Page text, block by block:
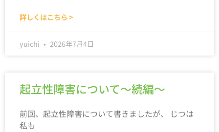
詳しくはこちら >
yuichi 2026年7月4日
起立性障害について～続編～
前回、起立性障害について書きましたが、 じつは
私も